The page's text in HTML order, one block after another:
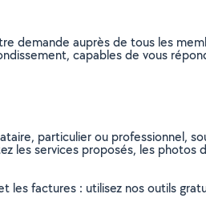
demande auprès de tous les
capables de vous
particulier ou professionnel,
les services proposés, les photos
les factures : utilisez nos outils